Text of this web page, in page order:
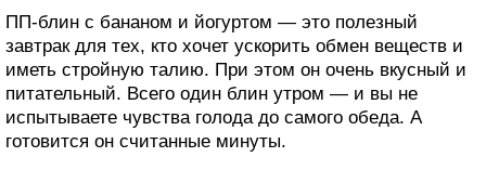
ПП-блин с бананом и йогуртом — это полезный
завтрак для тех, кто хочет ускорить обмен веществ и
иметь стройную талию. При этом он очень вкусный и
питательный. Всего один блин утром — и вы не
испытываете чувства голода до самого обеда. А
готовится он считанные минуты.